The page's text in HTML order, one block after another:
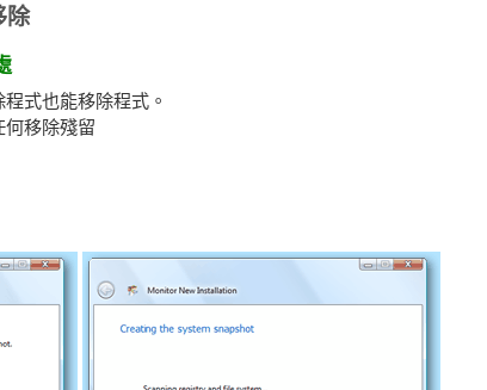
除
式也能移除程式。
移除殘留